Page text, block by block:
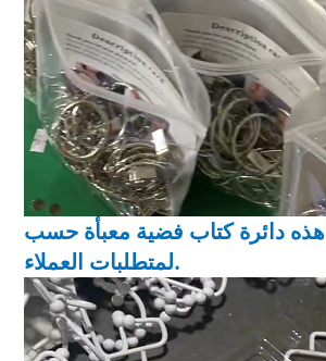
هذه دائرة كتاب فضية معبأة حسب
لمتطلبات العملاء.